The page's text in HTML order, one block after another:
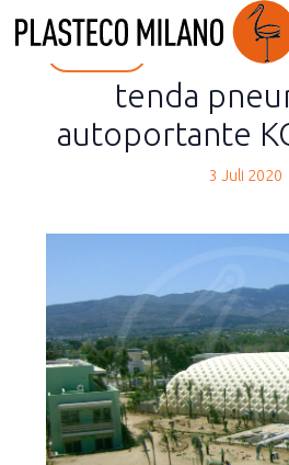
back
tenda
autoportante
3 Juli 2020